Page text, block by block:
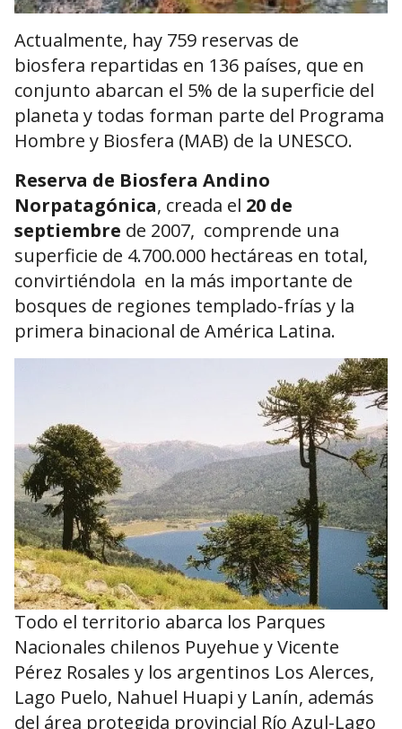
Actualmente, hay 759 reservas de
biosfera repartidas en 136 países, que en
conjunto abarcan el 5% de la superficie del
planeta y todas forman parte del Programa
Hombre y Biosfera (MAB) de la UNESCO.
Reserva de Biosfera Andino
Norpatagónica, creada el 20 de
septiembre de 2007, comprende una
superficie de 4.700.000 hectáreas en total,
convirtiéndola en la más importante de
bosques de regiones templado-frías y la
primera binacional de América Latina.
Todo el territorio abarca los Parques
Nacionales chilenos Puyehue y Vicente
Pérez Rosales y los argentinos Los Alerces,
Lago Puelo, Nahuel Huapi y Lanín, además
del área protegida provincial Río Azul-Lago